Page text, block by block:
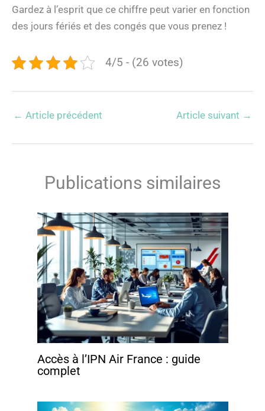
Gardez à l’esprit que ce chiffre peut varier en fonction
des jours fériés et des congés que vous prenez !
4/5 - (26 votes)
← Article précédent Article suivant →
Publications similaires
Accès à l’IPN Air France : guide
complet